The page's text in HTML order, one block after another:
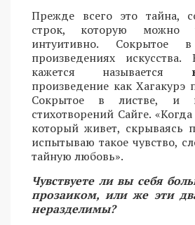
Прежде всего это тайна,
строк, которую можно
интуитивно.
произведениях
кажется называется
произведение как Хагакурэ
Сокрытое в листве, и
стихотворений Сайге.
который живет, скрываясь
испытываю такое чувство,
тайную любовь».
Чувствуете ли вы себя
прозаиком, или же эти
неразделимы?